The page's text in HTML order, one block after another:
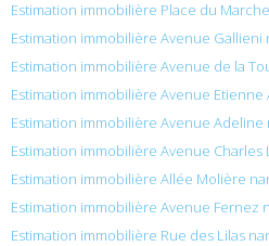
Estimation immobilière Place du
Estimation immobilière Avenue Gallieni
Estimation immobilière Avenue de la
Estimation immobilière Avenue
Estimation immobilière Avenue Adeline
Estimation immobilière Avenue
Estimation immobilière Allée Molière
Estimation immobilière Avenue Fernez
Estimation immobilière Rue des Lilas